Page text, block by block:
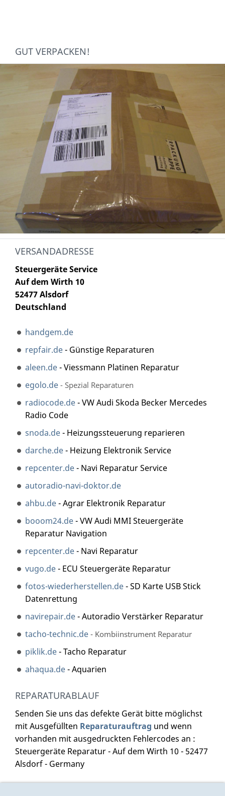
GUT VERPACKEN!
VERSANDADRESSE
Steuergeräte Service
Auf dem Wirth 10
52477 Alsdorf
Deutschland
handgem.de
repfair.de- Günstige Reparaturen
aleen.de- Viessmann Platinen Reparatur
egolo.de - Spezial Reparaturen
radiocode.de- VW Audi Skoda Becker Mercedes
Radio Code
snoda.de- Heizungssteuerung reparieren
darche.de- Heizung Elektronik Service
repcenter.de- Navi Reparatur Service
autoradio-navi-doktor.de
ahbu.de- Agrar Elektronik Reparatur
booom24.de- VW Audi MMI Steuergeräte
Reparatur Navigation
repcenter.de- Navi Reparatur
vugo.de- ECU Steuergeräte Reparatur
fotos-wiederherstellen.de- SD Karte USB Stick
Datenrettung
navirepair.de- Autoradio Verstärker Reparatur
tacho-technic.de - Kombiinstrument Reparatur
piklik.de- Tacho Reparatur
ahaqua.de- Aquarien
REPARATURABLAUF
Senden Sie uns das defekte Gerät bitte möglichst
mit Ausgefüllten Reparaturauftrag und wenn
vorhanden mit ausgedruckten Fehlercodes an :
Steuergeräte Reparatur - Auf dem Wirth 10 - 52477
Alsdorf - Germany